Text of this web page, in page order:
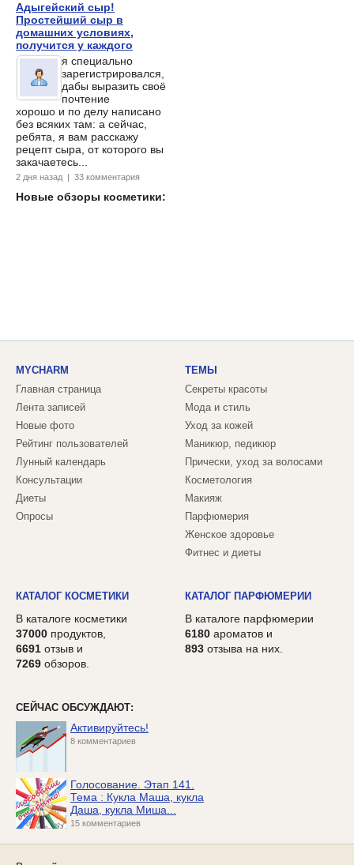
Адыгейский сыр!
Простейший сыр в
домашних условиях,
получится у каждого
я специально
зарегистрировался,
дабы выразить своё
почтение
хорошо и по делу написано
без всяких там: а сейчас,
ребята, я вам расскажу
рецепт сыра, от которого вы
закачаетесь...
2 дня назад | 33 комментария
Новые обзоры косметики:
MYCHARM
Главная страница
Лента записей
Новые фото
Рейтинг пользователей
Лунный календарь
Консультации
Диеты
Опросы
ТЕМЫ
Секреты красоты
Мода и стиль
Уход за кожей
Маникюр, педикюр
Прически, уход за волосами
Косметология
Макияж
Парфюмерия
Женское здоровье
Фитнес и диеты
КАТАЛОГ КОСМЕТИКИ
В каталоге косметики
37000 продуктов,
6691 отзыв и
7269 обзоров.
КАТАЛОГ ПАРФЮМЕРИИ
В каталоге парфюмерии
6180 ароматов и
893 отзыва на них.
СЕЙЧАС ОБСУЖДАЮТ:
Активируйтесь!
8 комментариев
Голосование. Этап 141.
Тема : Кукла Маша, кукла
Даша, кукла Миша...
15 комментариев